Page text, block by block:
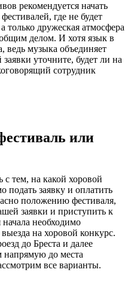
рекомендуется начать
где не будет
только дружеская атмосфера
делом. И хотя язык в
ведь музыка объединяет
уточните, будет ли на
сотрудник
или
тем, на какой хоровой
подать заявку и оплатить
положению фестиваля,
заявки и приступить к
необходимо
на хоровой конкурс.
до Бреста и далее
напрямую до места
все варианты.